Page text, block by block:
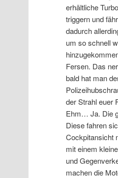
erhältliche
triggern und
dadurch
um so schnell
Fersen. Das
bald hat man
der Strahl euer
Ehm… Ja. Die
Diese fahren
Cockpitansicht
mit einem
und
machen die